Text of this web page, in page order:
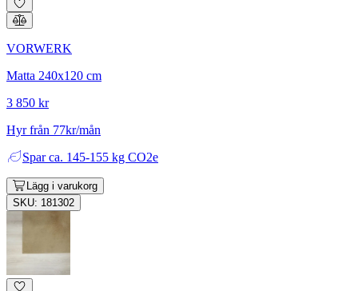
VORWERK
Matta 240x120 cm
3 850 kr
Hyr från 77kr/mån
Spar ca. 145-155 kg CO2e
Lägg i varukorg
SKU: 181302